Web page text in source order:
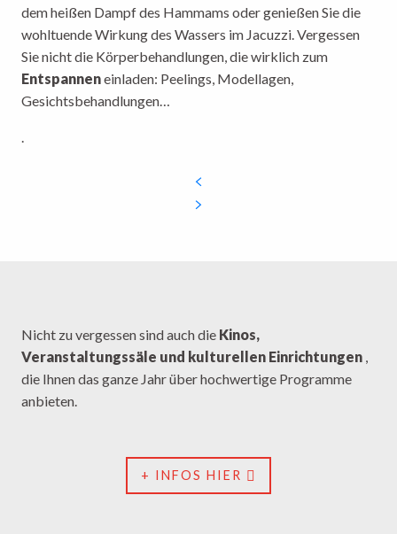
dem heißen Dampf des Hammams oder genießen Sie die
wohltuende Wirkung des Wassers im Jacuzzi. Vergessen
Sie nicht die Körperbehandlungen, die wirklich zum
Entspanneneinladen: Peelings, Modellagen,
Gesichtsbehandlungen…
.
Nicht zu vergessen sind auch die Kinos,
Veranstaltungssäle und kulturellen Einrichtungen ,
die Ihnen das ganze Jahr über hochwertige Programme
anbieten.
+ INFOS HIER